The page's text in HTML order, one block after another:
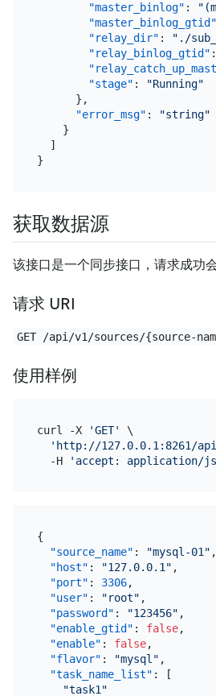
"master_binlog" :
"master_binlog_gtid"
"relay_dir" : "./
"relay_binlog_gtid" :
"stage" :
"Running"
} ,
"error_msg" :
"string"
}
]
}
获取数据源
该接口是一个同步接口，请求成功
请求 URI
GET /api/v1/sources/{source-
使用样例
curl -X 'GET'
\
'http://127.0.0.1:8261/
  -H
'accept: application/
{
"source_name" : "mysql-01" ,
"host" : "127.0.0.1" ,
"port" : 3306,
"user" : "root" ,
"password" : "123456" ,
"enable_gtid" : false,
"enable" : false,
"flavor" : "mysql" ,
"task_name_list" :
[
"task1"